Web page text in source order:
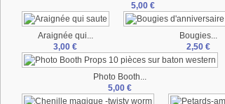
5,00 €
Araignée qui...
3,00 €
Bougies...
2,50 €
Photo Booth...
5,00 €